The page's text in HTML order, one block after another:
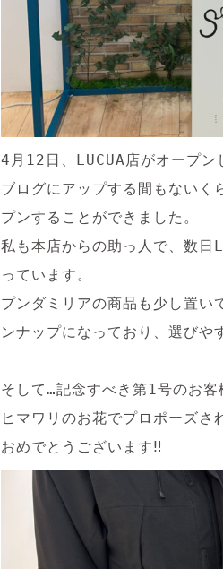
4月12日、LUCUA店がオープン
ブログにアップする間もない
プンすることができました。
私も本店からの助っ人で、数日
っています。
プンダミリアの商品も少し置い
ンナップになっており、選びや
そして…記念すべき第1号のお客
ヒマワリのお花でプロポーズさ
おめでとうございます‼︎